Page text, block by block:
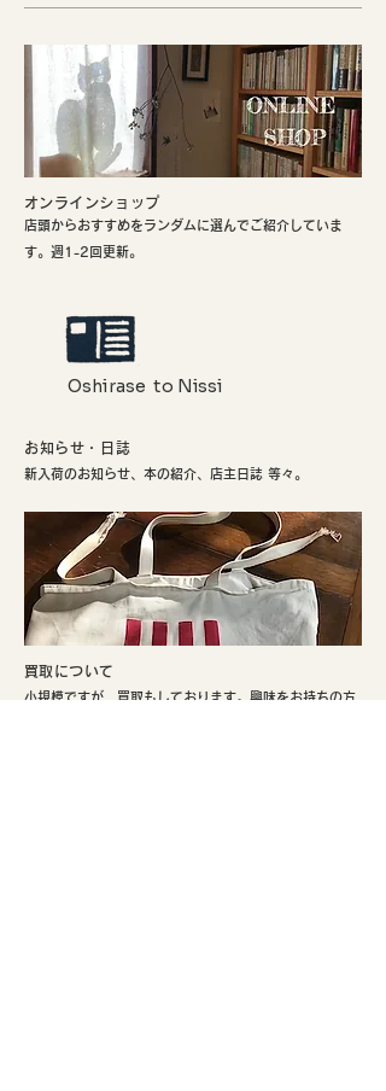
​オンラインショップ
店頭からおすすめをランダムに選んでご紹介していま
す。週1-2回更新。
Oshirase to Nissi
お知らせ・日誌
新入荷のお知らせ、本の紹介、店主日誌 等々。
​買取について
小規模ですが、買取もしております。興味をお持ちの方